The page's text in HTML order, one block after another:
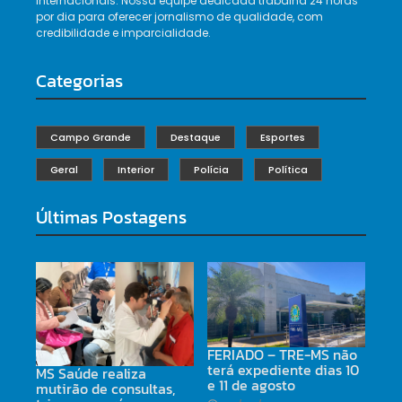
por dia para oferecer jornalismo de qualidade, com
credibilidade e imparcialidade.
Categorias
Campo Grande Destaque Esportes
Geral Interior Polícia Política
Últimas Postagens
MS Saúde realiza
mutirão de consultas,
FERIADO – TRE-MS não
terá expediente dias 10
e 11 de agosto